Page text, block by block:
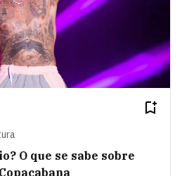
O que se sabe sobre